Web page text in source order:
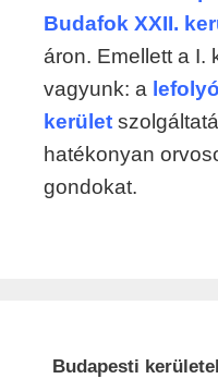
Budafok XXII.
áron. Emellett a I.
vagyunk: a
kerület
hatékonyan
gondokat.
Budapesti